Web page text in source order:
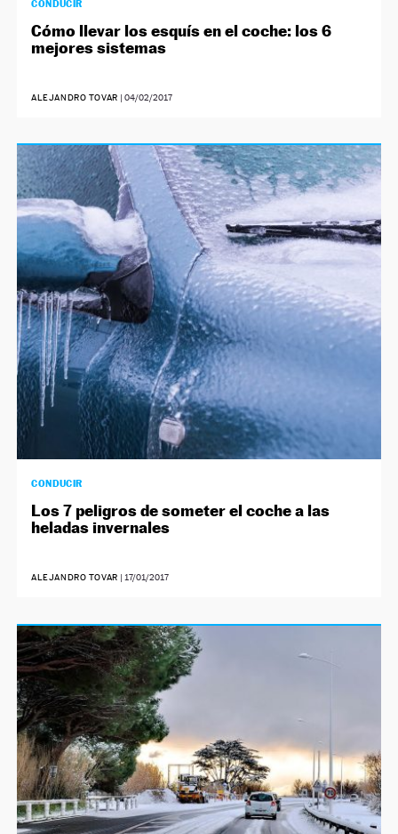
CONDUCIR
Cómo llevar los esquís en el coche: los 6
mejores sistemas
ALEJANDRO TOVAR |04/02/2017
CONDUCIR
Los 7 peligros de someter el coche a las
heladas invernales
ALEJANDRO TOVAR |17/01/2017